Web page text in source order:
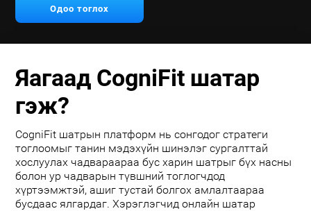
Одоо тоглох
Яагаад CogniFit шатар
гэж?
CogniFit шатрын платформ нь сонгодог стратеги
тоглоомыг танин мэдэхүйн шинэлэг сургалттай
хослуулах чадвараараа бус харин шатрыг бүх насны
болон ур чадварын түвшний тоглогчдод
хүртээмжтэй, ашиг тустай болгох амлалтаараа
бусдаас ялгардаг. Хэрэглэгчид онлайн шатар